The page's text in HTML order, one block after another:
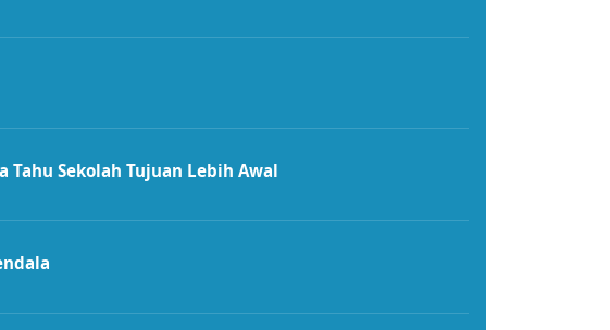
Tahu Sekolah Tujuan Lebih Awal